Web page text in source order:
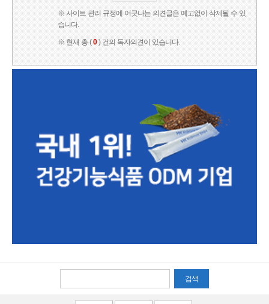
※ 사이트 관리 규정에 어긋나는 의견글은 예고없이 삭제될 수 있
습니다.
※ 현재 총 (0) 건의 독자의견이 있습니다.
검색